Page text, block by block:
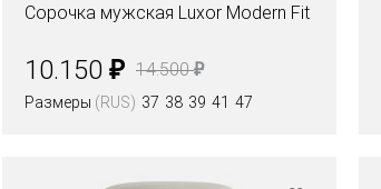
Сорочка мужская Luxor Modern Fit
10.150 ₽ 14.500₽
Размеры (RUS) 37 38 39 41 47